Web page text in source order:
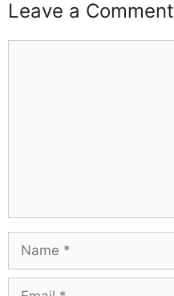
Leave a Comment